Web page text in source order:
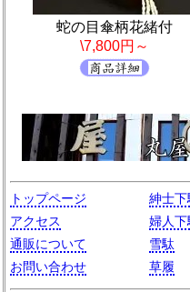
蛇の目傘柄花緒付
\7,800円～
トップページ
アクセス
通販について
お問い合わせ
紳士下
婦人下
雪駄
草履